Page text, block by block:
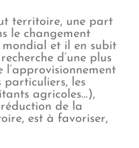
territoire, une part
le changement
et il en subit
d’une plus
particuliers, les
agricoles…),
de la
est à favoriser,